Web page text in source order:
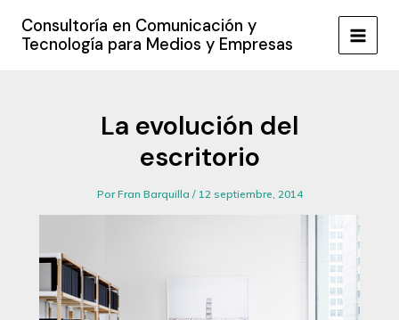
contenido
Consultoría en Comunicación y
Tecnología para Medios y Empresas
MAIN
La evolución del
escritorio
PorFran Barquilla / 12 septiembre, 2014